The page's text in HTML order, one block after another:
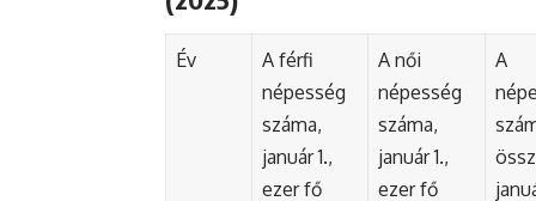
Év
A férfi
népesség
száma,
január 1.,
ezer fő
A női
népesség
száma,
január 1.,
ezer fő
A